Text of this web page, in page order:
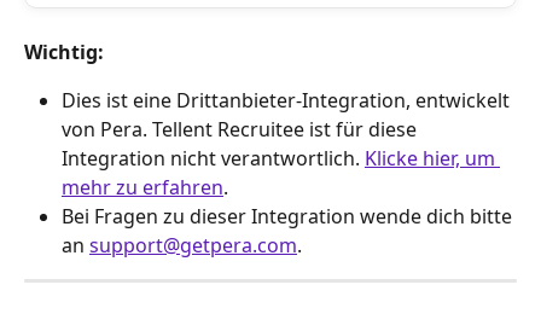
Wichtig:
Dies ist eine Drittanbieter-Integration, entwickelt
von Pera. Tellent Recruitee ist für diese
Integration nicht verantwortlich. Klicke hier, um
mehr zu erfahren.
Bei Fragen zu dieser Integration wende dich bitte
an support@getpera.com.